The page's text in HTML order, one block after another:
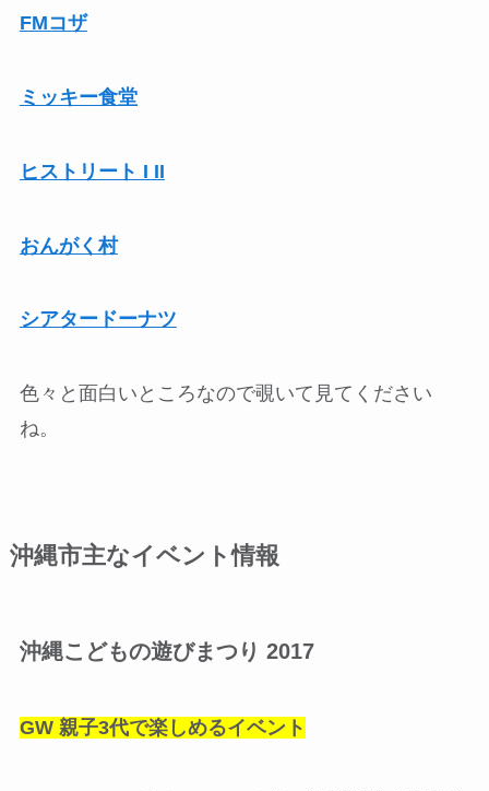
FMコザ
ミッキー食堂
ヒストリート I II
おんがく村
シアタードーナツ
色々と面白いところなので覗いて見てください
ね。
沖縄市主なイベント情報
沖縄こどもの遊びまつり 2017
GW 親子3代で楽しめるイベント